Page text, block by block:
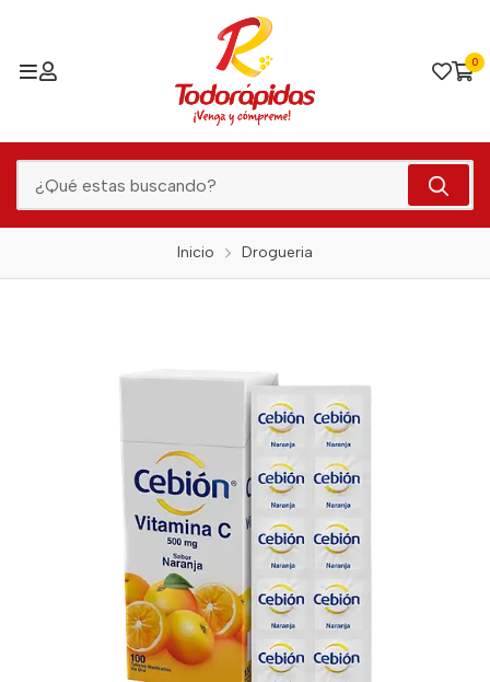
0
Inicio Drogueria